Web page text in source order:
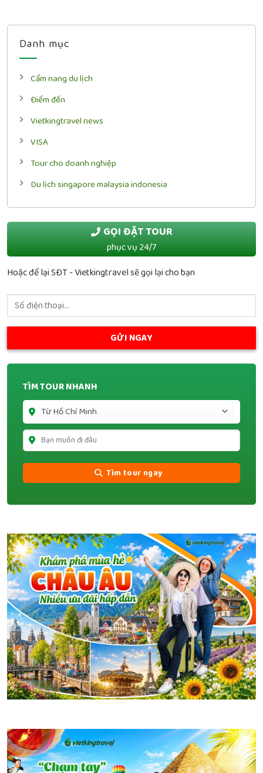
Danh mục
Cẩm nang du lịch
Điểm đến
Vietkingtravel news
VISA
Tour cho doanh nghiệp
Du lịch singapore malaysia indonesia
GỌI ĐẶT TOUR
phục vụ 24/7
Hoặc để lại SĐT - Vietkingtravel sẽ gọi lại cho bạn
TÌM TOUR NHANH
Tìm tour ngay